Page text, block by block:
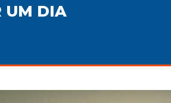
UM DIA